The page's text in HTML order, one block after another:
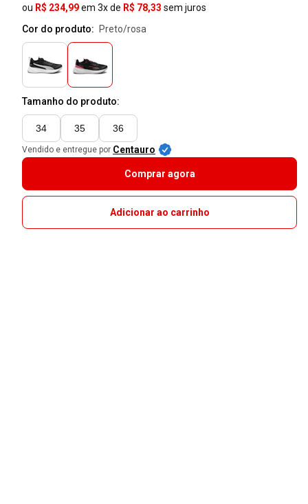
ou R$ 234,99em 3x de R$ 78,33 sem juros
Cor do produto:
preto/rosa
Tamanho do produto:
34 35 36
Vendido e entregue por Centauro
Comprar agora
Adicionar ao carrinho